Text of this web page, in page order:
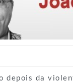
depois da